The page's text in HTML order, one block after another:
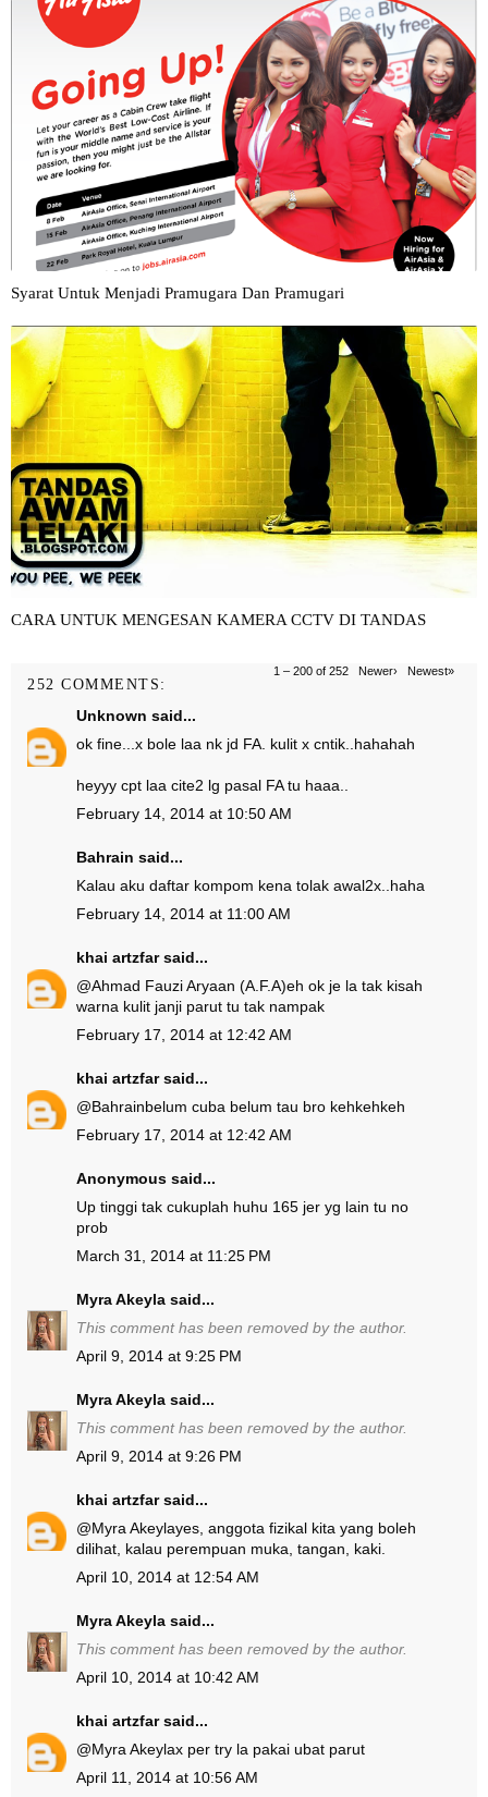
Syarat Untuk Menjadi Pramugara Dan Pramugari
CARA UNTUK MENGESAN KAMERA CCTV DI TANDAS
252 COMMENTS:
1 – 200 of 252 Newer› Newest»
Unknown said...
ok fine...x bole laa nk jd FA. kulit x cntik..hahahah
heyyy cpt laa cite2 lg pasal FA tu haaa..
February 14, 2014 at 10:50 AM
Bahrain said...
Kalau aku daftar kompom kena tolak awal2x..haha
February 14, 2014 at 11:00 AM
khai artzfarsaid...
@Ahmad Fauzi Aryaan (A.F.A)eh ok je la tak kisah
warna kulit janji parut tu tak nampak
February 17, 2014 at 12:42 AM
khai artzfarsaid...
@Bahrainbelum cuba belum tau bro kehkehkeh
February 17, 2014 at 12:42 AM
Anonymous said...
Up tinggi tak cukuplah huhu 165 jer yg lain tu no
prob
March 31, 2014 at 11:25 PM
Myra Akeyla said...
This comment has been removed by the author.
April 9, 2014 at 9:25 PM
Myra Akeyla said...
This comment has been removed by the author.
April 9, 2014 at 9:26 PM
khai artzfarsaid...
@Myra Akeylayes, anggota fizikal kita yang boleh
dilihat, kalau perempuan muka, tangan, kaki.
April 10, 2014 at 12:54 AM
Myra Akeyla said...
This comment has been removed by the author.
April 10, 2014 at 10:42 AM
khai artzfarsaid...
@Myra Akeylax per try la pakai ubat parut
April 11, 2014 at 10:56 AM